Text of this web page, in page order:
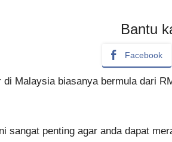
Bantu
Facebook
di Malaysia biasanya bermula dari
sangat penting agar anda dapat